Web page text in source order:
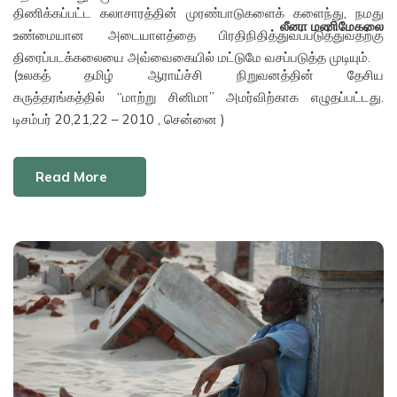
திணிக்கப்பட்ட கலாசாரத்தின் முரண்பாடுகளைக் களைந்து, நமது
உண்மையான அடையாளத்தை பிரதிநிதித்துவப்படுத்துவதற்கு
திரைப்படக்கலையை அவ்வைகையில் மட்டுமே வசப்படுத்த முடியும்.
லீனா மணிமேகலை
(உலகத் தமிழ் ஆராய்ச்சி நிறுவனத்தின் தேசிய
கருத்தரங்கத்தில் “மாற்று சினிமா” அமர்விற்காக எழுதப்பட்டது.
டிசம்பர் 20,21,22 – 2010 , சென்னை )
Read More